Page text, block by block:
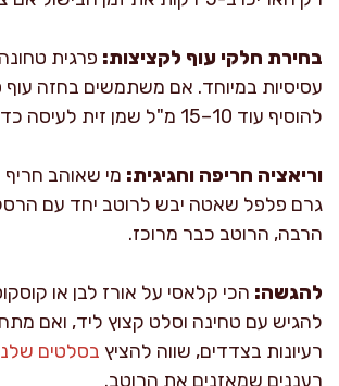
בחירת חלקי עוף לקציצות: פרגית
עסיסיות במיוחד. אם משתמשים בחזה עוף
להוסיף עוד 10–15 מ"ל שמן זית לעיסה כדי שלא יצא יבש.
וריאציה חריפה וחגיגית:
גרם פלפל שאטה יבש לרוטב יחד עם
הרבה, הרוטב כבר מרוכז.
להגשה: הכי קלאסי על אורז לבן או
להגיש עם טחינה וסלט קצוץ ליד, ואם
רעיונות בצדדים, שווה להציץ בסלטים
רעננים שמאזנים את הרוטב.